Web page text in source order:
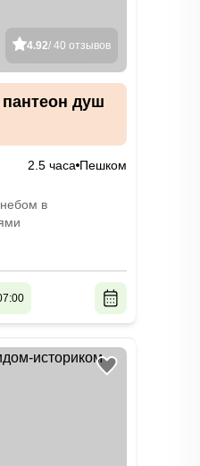
4.92/ 40 отзывов
душ
2.5 часа Пешком
в